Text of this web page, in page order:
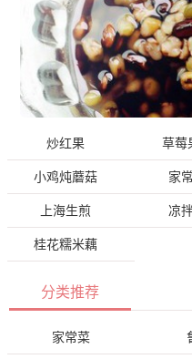
炒红果 草莓
小鸡炖蘑菇 家
上海生煎 凉
桂花糯米藕
分类推荐
家常菜